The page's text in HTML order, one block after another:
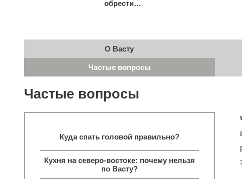
обрести…
О Васту
Частые вопросы
Частые вопросы
Куда спать головой правильно?
Кухня на северо-востоке: почему нельзя
по Васту?